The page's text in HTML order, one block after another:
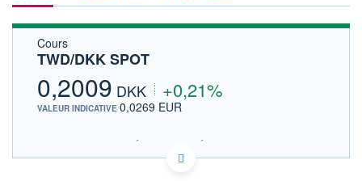
Cours
TWD/DKK SPOT
0,2009 DKK +0,21%
VALEUR INDICATIVE 0,0269 EUR
SIX - FOREX 2 DONNÉES TEMPS RÉEL
Politique d'exécution